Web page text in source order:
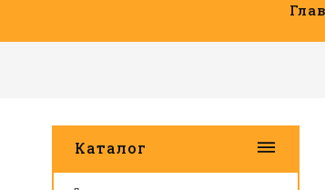
Каталог dehaze